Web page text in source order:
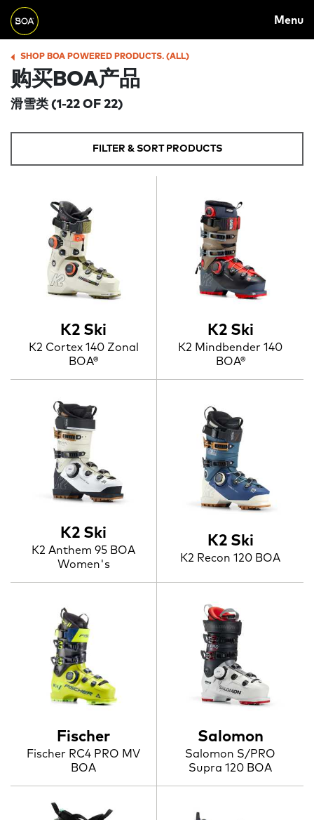
Skip to main content
A
I
A
V
Menu
B
R
E
A
SHOP BOA POWERED PRODUCTS. (ALL)
购买BOA产品
滑雪类 (1-22 OF 22)
FILTER & SORT PRODUCTS
K2 Ski
K2 Cortex 140 Zonal
BOA®
K2 Ski
K2 Mindbender 140
BOA®
K2 Ski
K2 Anthem 95 BOA
Women's
K2 Ski
K2 Recon 120 BOA
Fischer
Fischer RC4 PRO MV
BOA
Salomon
Salomon S/PRO
Supra 120 BOA